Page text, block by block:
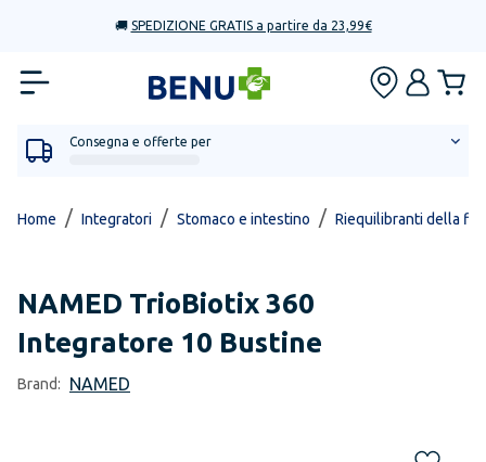
🚚 SPEDIZIONE GRATIS a partire da 23,99€
Consegna e offerte per
Home / Integratori / Stomaco e intestino / Riequilibranti della
NAMED TrioBiotix 360
Integratore 10 Bustine
Brand: NAMED